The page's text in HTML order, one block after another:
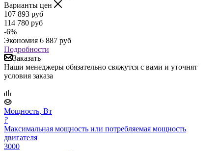
Варианты цен
107 893 руб
114 780 руб
-6%
Экономия 6 887 руб
Подробности
Заказать
Наши менеджеры обязательно свяжутся с вами и уточнят
условия заказа
Мощность, Вт
?
Максимальная мощность или потребляемая мощность
двигателя
3000